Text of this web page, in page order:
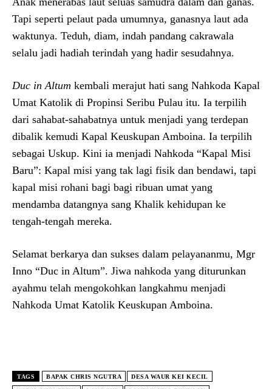
Tapi seperti pelaut pada umumnya, ganasnya laut ada
waktunya. Teduh, diam, indah pandang cakrawala
selalu jadi hadiah terindah yang hadir sesudahnya.
Duc in Altum kembali merajut hati sang Nahkoda Kapal
Umat Katolik di Propinsi Seribu Pulau itu. Ia terpilih
dari sahabat-sahabatnya untuk menjadi yang terdepan
dibalik kemudi Kapal Keuskupan Amboina. Ia terpilih
sebagai Uskup. Kini ia menjadi Nahkoda “Kapal Misi
Baru”: Kapal misi yang tak lagi fisik dan bendawi, tapi
kapal misi rohani bagi bagi ribuan umat yang
mendamba datangnya sang Khalik kehidupan ke
tengah-tengah mereka.
Selamat berkarya dan sukses dalam pelayananmu, Mgr
Inno “Duc in Altum”. Jiwa nahkoda yang diturunkan
ayahmu telah mengokohkan langkahmu menjadi
Nahkoda Umat Katolik Keuskupan Amboina.
TAGS BAPAK CHRIS NGUTRA DESA WAUR KEI KECIL